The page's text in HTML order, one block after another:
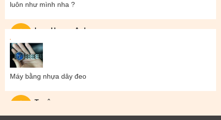
Lam Hoang Anh
luôn như mình nha ?
Tuyên
Máy bằng nhựa dây đeo